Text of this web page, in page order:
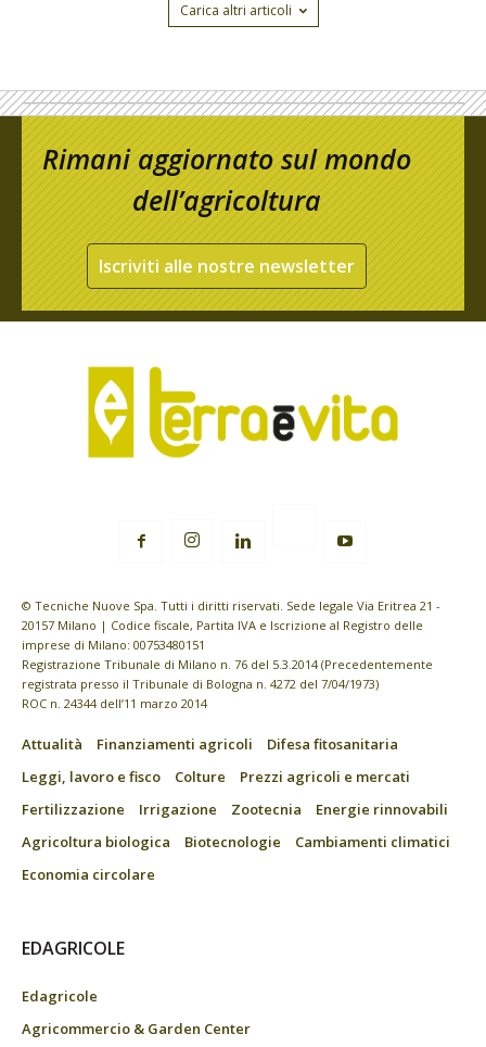
Carica altri articoli
Rimani aggiornato sul mondo
dell’agricoltura
Iscriviti alle nostre newsletter
© Tecniche Nuove Spa. Tutti i diritti riservati. Sede legale Via Eritrea 21 -
20157 Milano | Codice fiscale, Partita IVA e Iscrizione al Registro delle
imprese di Milano: 00753480151
Registrazione Tribunale di Milano n. 76 del 5.3.2014 (Precedentemente
registrata presso il Tribunale di Bologna n. 4272 del 7/04/1973)
ROC n. 24344 dell’11 marzo 2014
Attualità Finanziamenti agricoli
Difesa fitosanitaria
Leggi, lavoro e fisco
Colture
Prezzi agricoli e mercati
Fertilizzazione
Irrigazione Zootecnia
Energie rinnovabili
Agricoltura biologica
Biotecnologie
Cambiamenti climatici
Economia circolare
EDAGRICOLE
Edagricole
Agricommercio & Garden Center